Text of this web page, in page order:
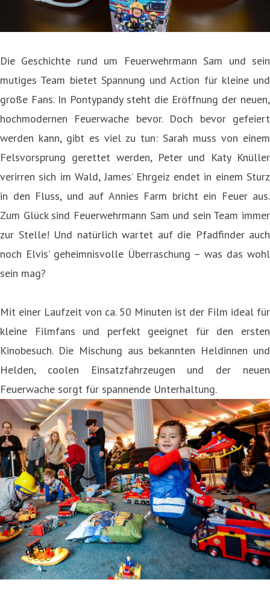
Die Geschichte rund um Feuerwehrmann Sam und sein
mutiges Team bietet Spannung und Action für kleine und
große Fans. In Pontypandy steht die Eröffnung der neuen,
hochmodernen Feuerwache bevor. Doch bevor gefeiert
werden kann, gibt es viel zu tun: Sarah muss von einem
Felsvorsprung gerettet werden, Peter und Katy Knüller
verirren sich im Wald, James’ Ehrgeiz endet in einem Sturz
in den Fluss, und auf Annies Farm bricht ein Feuer aus.
Zum Glück sind Feuerwehrmann Sam und sein Team immer
zur Stelle! Und natürlich wartet auf die Pfadfinder auch
noch Elvis’ geheimnisvolle Überraschung – was das wohl
sein mag?
Mit einer Laufzeit von ca. 50 Minuten ist der Film ideal für
kleine Filmfans und perfekt geeignet für den ersten
Kinobesuch. Die Mischung aus bekannten Heldinnen und
Helden, coolen Einsatzfahrzeugen und der neuen
Feuerwache sorgt für spannende Unterhaltung.